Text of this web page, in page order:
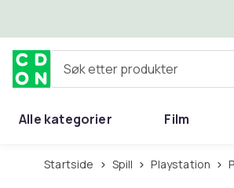
Søk etter produkter
Alle kategorier Film
Startside Spill Playstation